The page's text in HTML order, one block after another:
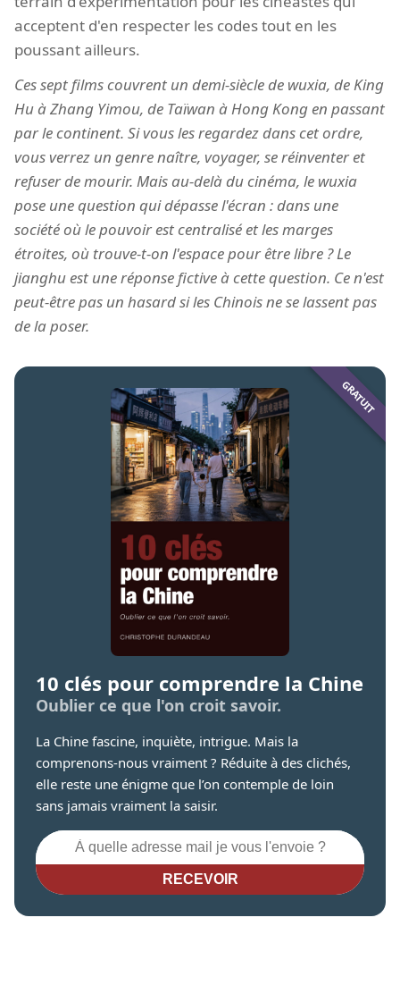
acceptent d'en respecter les codes tout en les
poussant ailleurs.
Ces sept films couvrent un demi-siècle de wuxia, de King
Hu à Zhang Yimou, de Taïwan à Hong Kong en passant
par le continent. Si vous les regardez dans cet ordre,
vous verrez un genre naître, voyager, se réinventer et
refuser de mourir. Mais au-delà du cinéma, le wuxia
pose une question qui dépasse l'écran : dans une
société où le pouvoir est centralisé et les marges
étroites, où trouve-t-on l'espace pour être libre ? Le
jianghu est une réponse fictive à cette question. Ce n'est
peut-être pas un hasard si les Chinois ne se lassent pas
de la poser.
10 clés pour comprendre la Chine
Oublier ce que l'on croit savoir.
La Chine fascine, inquiète, intrigue. Mais la
comprenons-nous vraiment ? Réduite à des clichés,
elle reste une énigme que l’on contemple de loin
sans jamais vraiment la saisir.
RECEVOIR